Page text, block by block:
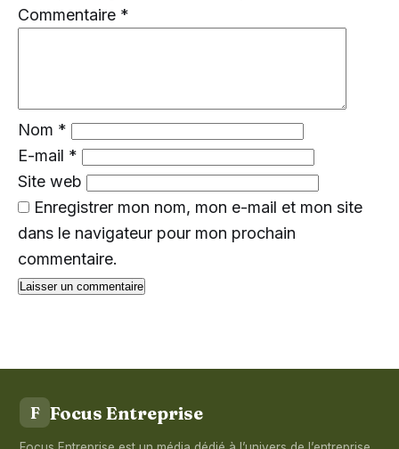
Commentaire *
Nom *
E-mail *
Site web
Enregistrer mon nom, mon e-mail et mon site
dans le navigateur pour mon prochain
commentaire.
F Focus Entreprise